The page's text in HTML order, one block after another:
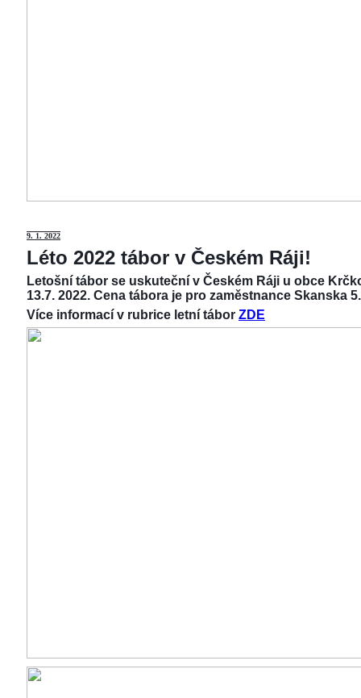
9. 1. 2022
Léto 2022 tábor v Českém Ráji!
Letošní tábor se uskuteční v Českém Ráji u obce
13.7. 2022. Cena tábora je pro zaměstnance Skanska
Více informací v rubrice letní tábor ZDE